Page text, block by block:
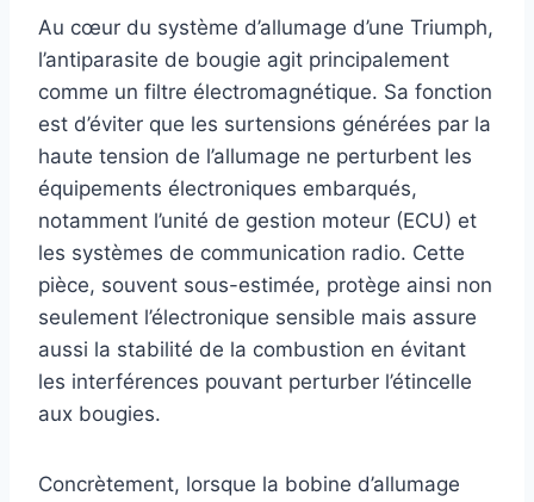
Au cœur du système d’allumage d’une Triumph,
l’antiparasite de bougie agit principalement
comme un filtre électromagnétique. Sa fonction
est d’éviter que les surtensions générées par la
haute tension de l’allumage ne perturbent les
équipements électroniques embarqués,
notamment l’unité de gestion moteur (ECU) et
les systèmes de communication radio. Cette
pièce, souvent sous-estimée, protège ainsi non
seulement l’électronique sensible mais assure
aussi la stabilité de la combustion en évitant
les interférences pouvant perturber l’étincelle
aux bougies.
Concrètement, lorsque la bobine d’allumage